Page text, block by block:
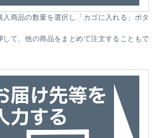
商品の数量を選択し「カゴに入れる」ボタ
して、他の商品をまとめて注文することもで